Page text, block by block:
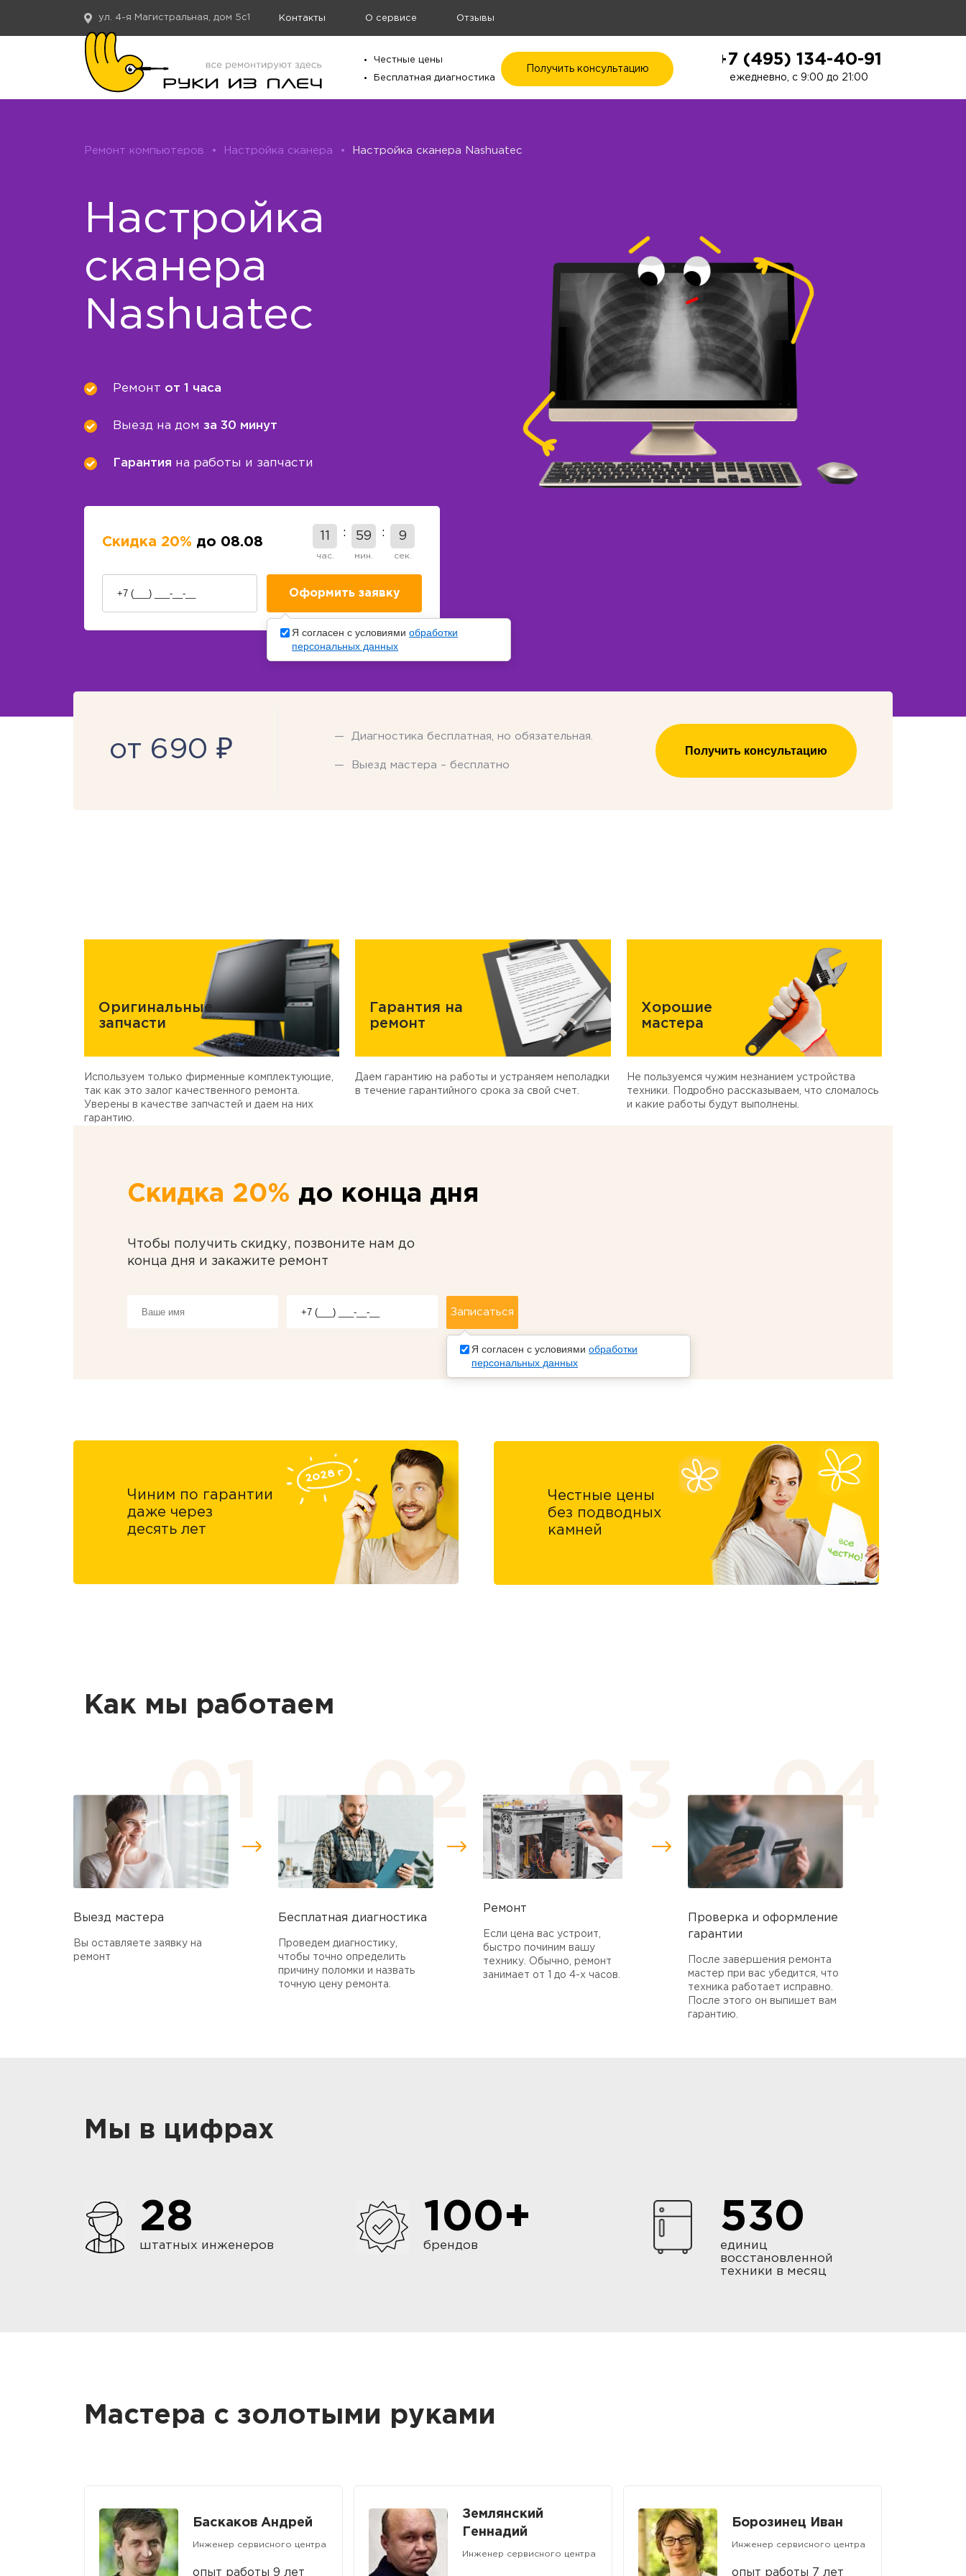
ул. 4-я Магистральная, дом 5с1 Контакты О сервисе Отзывы
Честные цены
Бесплатная диагностика
Получить консультацию
+7 (495) 134-40-91
ежедневно, с 9:00 до 21:00
Ремонт компьютеров • Настройка сканера • Настройка сканера Nashuatec
Настройка
сканера
Nashuatec
Ремонт от 1 часа
Выезд на дом за 30 минут
Гарантия на работы и запчасти
Скидка 20% до 08.08 11
час.
59
мин.
8
сек.
от 690 ₽
Диагностика бесплатная, но обязательная.
Выезд мастера – бесплатно
Получить консультацию
Оригинальные
запчасти
Используем только фирменные комплектующие,
так как это залог качественного ремонта.
Уверены в качестве запчастей и даем на них
гарантию.
Гарантия на
ремонт
Даем гарантию на работы и устраняем неполадки
в течение гарантийного срока за свой счет.
Хорошие
мастера
Не пользуемся чужим незнанием устройства
техники. Подробно рассказываем, что сломалось
и какие работы будут выполнены.
Скидка 20% до конца дня
Чтобы получить скидку, позвоните нам до
конца дня и закажите ремонт
Чиним по гарантии
даже через
десять лет
Честные цены
без подводных
камней
Как мы работаем
Выезд мастера
Вы оставляете заявку на
ремонт
Бесплатная диагностика
Проведем диагностику,
чтобы точно определить
причину поломки и назвать
точную цену ремонта.
Ремонт
Если цена вас устроит,
быстро починим вашу
технику. Обычно, ремонт
занимает от 1 до 4-х часов.
Проверка и оформление
гарантии
После завершения ремонта
мастер при вас убедится, что
техника работает исправно.
После этого он выпишет вам
гарантию.
Мы в цифрах
28
штатных инженеров
100+
брендов
530
единиц
восстановленной
техники в месяц
Мастера с золотыми руками
Баскаков Андрей
Инженер сервисного центра
опыт работы 9 лет
Землянский
Геннадий
Инженер сервисного центра
Борозинец Иван
Инженер сервисного центра
опыт работы 7 лет
Я согласен с условиямиобработки
персональных данных
Я согласен с условиями обработки
персональных данных